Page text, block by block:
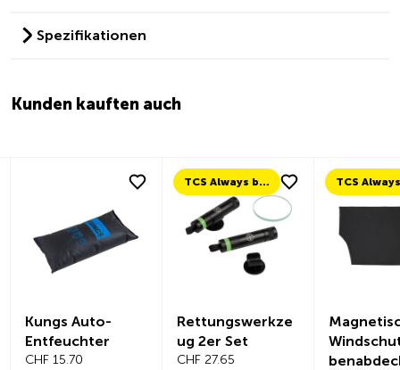
Spezifikationen
Kunden kauften auch
Kungs Auto-
Entfeuchter
CHF 15.70
TCS Always by my side
Rettungswerkze
ug 2er Set
CHF 27.65